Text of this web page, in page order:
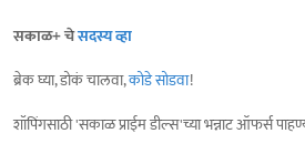
सकाळ+ चेसदस्य व्हा
ब्रेक घ्या, डोकं चालवा,कोडे सोडवा!
शॉपिंगसाठी 'सकाळ प्राईम डील्स'च्या भन्नाट ऑफर्स